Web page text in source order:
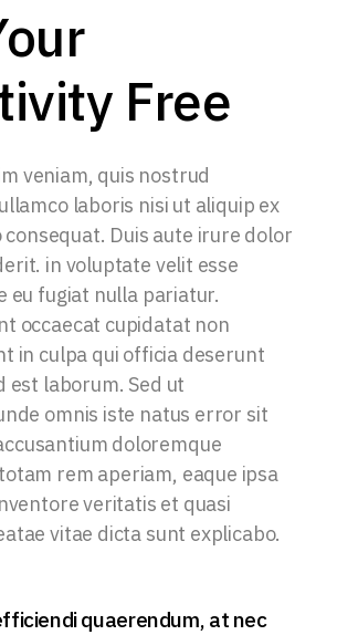
Free
veniam, quis nostrud
laboris nisi ut aliquip ex
consequat. Duis aute irure dolor
in voluptate velit esse
eu fugiat nulla pariatur.
occaecat cupidatat non
in culpa qui officia deserunt
est laborum. Sed ut
omnis iste natus error sit
doloremque
rem aperiam, eaque ipsa
veritatis et quasi
vitae dicta sunt explicabo.
quaerendum, at nec